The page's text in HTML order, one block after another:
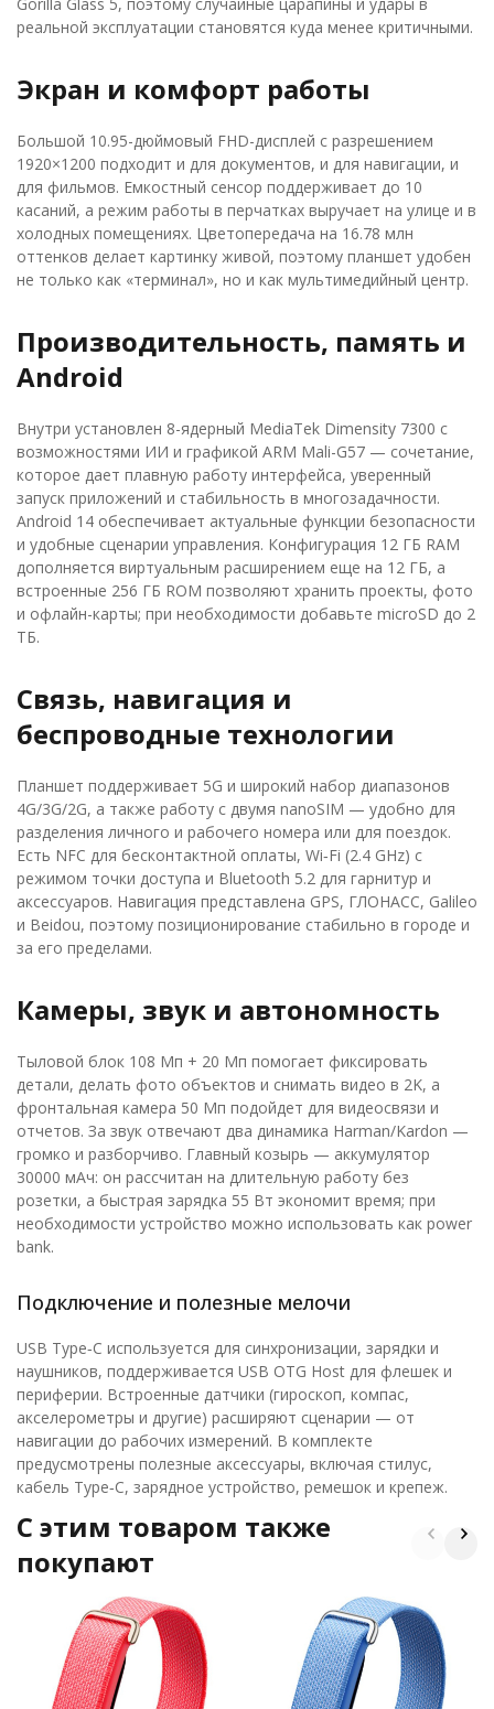
реальной эксплуатации становятся куда менее критичными.
Экран и комфорт работы
Большой 10.95-дюймовый FHD-дисплей с разрешением
1920×1200 подходит и для документов, и для навигации, и
для фильмов. Емкостный сенсор поддерживает до 10
касаний, а режим работы в перчатках выручает на улице и в
холодных помещениях. Цветопередача на 16.78 млн
оттенков делает картинку живой, поэтому планшет удобен
не только как «терминал», но и как мультимедийный центр.
Производительность, память и
Android
Внутри установлен 8-ядерный MediaTek Dimensity 7300 с
возможностями ИИ и графикой ARM Mali-G57 — сочетание,
которое дает плавную работу интерфейса, уверенный
запуск приложений и стабильность в многозадачности.
Android 14 обеспечивает актуальные функции безопасности
и удобные сценарии управления. Конфигурация 12 ГБ RAM
дополняется виртуальным расширением еще на 12 ГБ, а
встроенные 256 ГБ ROM позволяют хранить проекты, фото
и офлайн-карты; при необходимости добавьте microSD до 2
ТБ.
Связь, навигация и
беспроводные технологии
Планшет поддерживает 5G и широкий набор диапазонов
4G/3G/2G, а также работу с двумя nanoSIM — удобно для
разделения личного и рабочего номера или для поездок.
Есть NFC для бесконтактной оплаты, Wi‑Fi (2.4 GHz) с
режимом точки доступа и Bluetooth 5.2 для гарнитур и
аксессуаров. Навигация представлена GPS, ГЛОНАСС, Galileo
и Beidou, поэтому позиционирование стабильно в городе и
за его пределами.
Камеры, звук и автономность
Тыловой блок 108 Мп + 20 Мп помогает фиксировать
детали, делать фото объектов и снимать видео в 2K, а
фронтальная камера 50 Мп подойдет для видеосвязи и
отчетов. За звук отвечают два динамика Harman/Kardon —
громко и разборчиво. Главный козырь — аккумулятор
30000 мАч: он рассчитан на длительную работу без
розетки, а быстрая зарядка 55 Вт экономит время; при
необходимости устройство можно использовать как power
bank.
Подключение и полезные мелочи
USB Type‑C используется для синхронизации, зарядки и
наушников, поддерживается USB OTG Host для флешек и
периферии. Встроенные датчики (гироскоп, компас,
акселерометры и другие) расширяют сценарии — от
навигации до рабочих измерений. В комплекте
предусмотрены полезные аксессуары, включая стилус,
кабель Type‑C, зарядное устройство, ремешок и крепеж.
C этим товаром также
покупают